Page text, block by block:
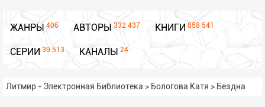
ЖАНРЫ 406 АВТОРЫ 332 437 КНИГИ 858 541
СЕРИИ 39 513 КАНАЛЫ 24
Литмир - Электронная Библиотека > Бологова Катя > Бездна